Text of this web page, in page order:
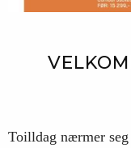
Toilldag nærmer